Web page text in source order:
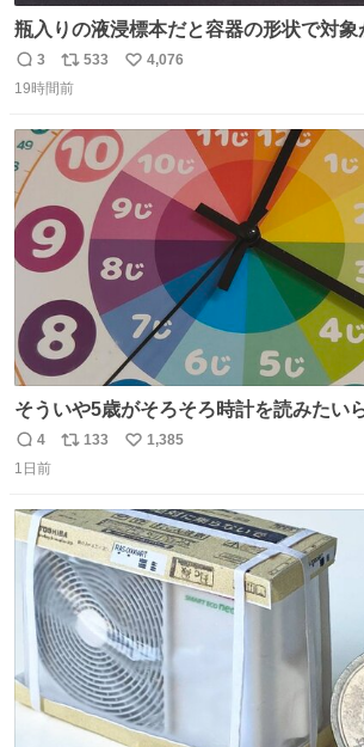
瓶入りの液浸標本だと容器の形状で対象
まうことから、なるべく歪みがない状態
うにこのような形で保存していると前に
返
信
3
リ
ポ
ト
数
533
い
数
4,076
19時間前
そういや5歳がそろそろ時計を読みたい
円で作れる知育時計作ってみた！ めっち
う先人！
返
信
4
リ
ト
数
133
い
数
1,385
1日前